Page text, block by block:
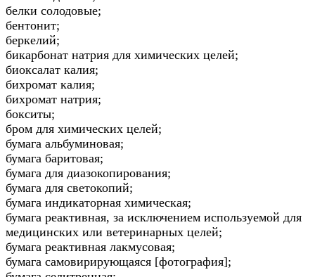
белки солодовые;
бентонит;
беркелий;
бикарбонат натрия для химических целей;
биоксалат калия;
бихромат калия;
бихромат натрия;
бокситы;
бром для химических целей;
бумага альбуминовая;
бумага баритовая;
бумага для диазокопирования;
бумага для светокопий;
бумага индикаторная химическая;
бумага реактивная, за исключением используемой для
медицинских или ветеринарных целей;
бумага реактивная лакмусовая;
бумага самовирирующаяся [фотография];